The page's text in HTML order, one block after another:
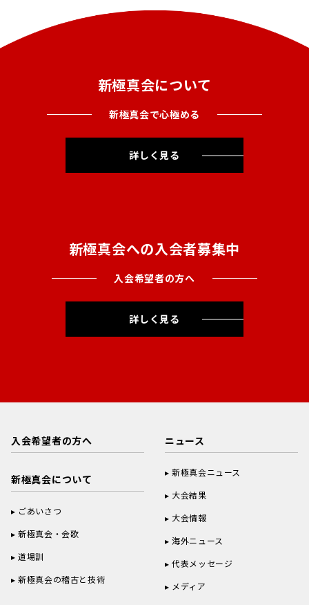
新極真会について
新極真会で心極める
詳しく見る
新極真会への入会者募集中
入会希望者の方へ
詳しく見る
入会希望者の方へ
新極真会について
ごあいさつ
新極真会・会歌
道場訓
新極真会の稽古と技術
ニュース
新極真会ニュース
大会結果
大会情報
海外ニュース
代表メッセージ
メディア